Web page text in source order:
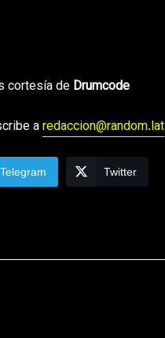
cortesía de Drumcode
aredaccion@random.lat
Telegram Twitter